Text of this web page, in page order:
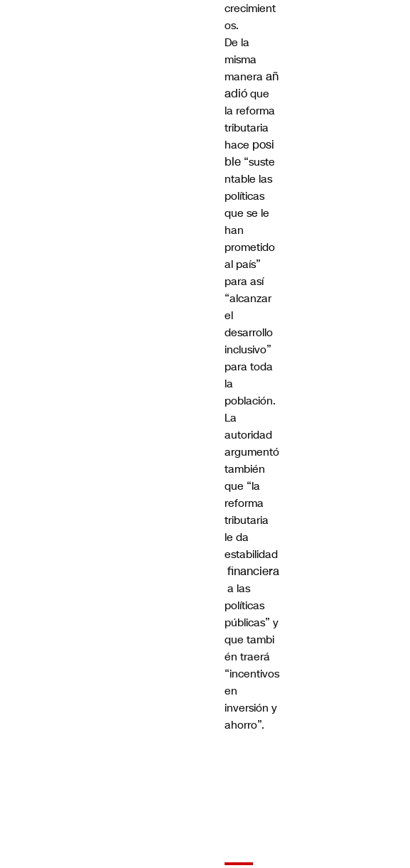
crecimient
os.
De la
misma
manera añ
adió que
la reforma
tributaria
hace posi
ble “suste
ntable las
políticas
que se le
han
prometido
al país”
para así
“alcanzar
el
desarrollo
inclusivo”
para toda
la
población.
La
autoridad
argumentó
también
que “la
reforma
tributaria
le da
estabilidad
financiera
a las
políticas
públicas” y
que tambi
én traerá
“incentivos
en
inversión y
ahorro”.